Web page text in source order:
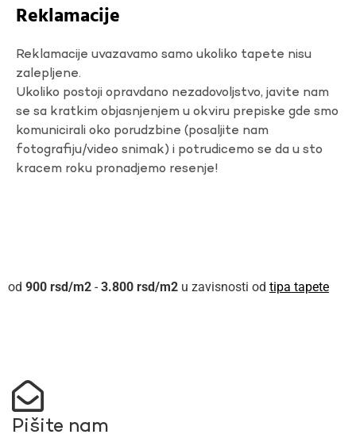
Reklamacije
Reklamacije uvazavamo samo ukoliko tapete nisu
zalepljene.
Ukoliko postoji opravdano nezadovoljstvo, javite nam
se sa kratkim objasnjenjem u okviru prepiske gde smo
komunicirali oko porudzbine (posaljite nam
fotografiju/video snimak) i potrudicemo se da u sto
kracem roku pronadjemo resenje!
900 rsd - 3.800 rsd u zavisnosti od tipa tapete
Pišite nam